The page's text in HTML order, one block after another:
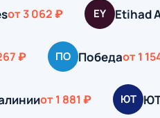
от 3 062 ₽ EY Etihad
₽ ПО Победаот 1
от 1 881 ₽ ЮТ